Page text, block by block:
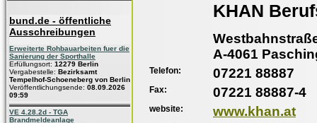
bund.de - öffentliche
Ausschreibungen
Erweiterte Rohbauarbeiten fuer die
Sanierung der Sporthalle
Erfüllungsort: 12279 Berlin
Vergabestelle: Bezirksamt
Tempelhof-Schoeneberg von Berlin
Veröffentlichungsende: 08.09.2026
09:59
VE 4.28.2d - TGA
Brandmeldeanlage
KHAN
A-4061
Telefon: 07221 88887
Fax: 07221 88887-4
website: www.khan.at